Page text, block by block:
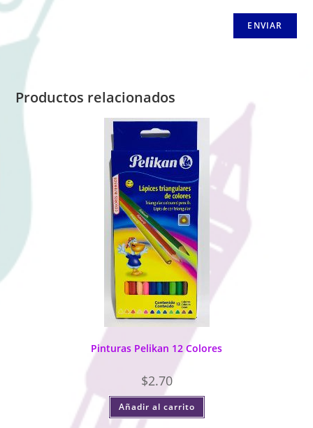
Productos relacionados
Pinturas Pelikan 12 Colores
$2.70
Añadir al carrito